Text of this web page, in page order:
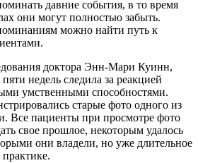
давние события, в то время
они могут полностью забыть.
можно найти путь к
доктора Энн-Мари Куинн,
недель следила за реакцией
умственными способностями.
старые фото одного из
Все пациенты при просмотре фото
свое прошлое, некоторым удалось
они владели, но уже длительное